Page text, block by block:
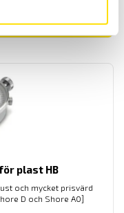
LÄS MER
plast HB
och mycket prisvärd
D och Shore A0]